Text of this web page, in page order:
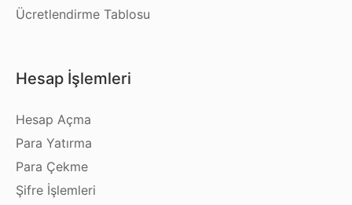
Ücretlendirme Tablosu
Hesap İşlemleri
Hesap Açma
Para Yatırma
Para Çekme
Şifre İşlemleri